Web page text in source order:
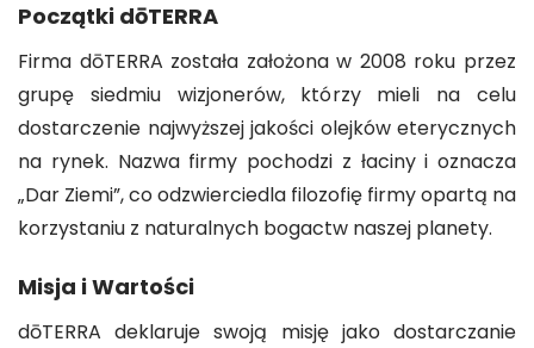
Początki dōTERRA
Firma dōTERRA została założona w 2008 roku przez
grupę siedmiu wizjonerów, którzy mieli na celu
dostarczenie najwyższej jakości olejków eterycznych
na rynek. Nazwa firmy pochodzi z łaciny i oznacza
„Dar Ziemi”, co odzwierciedla filozofię firmy opartą na
korzystaniu z naturalnych bogactw naszej planety.
Misja i Wartości
dōTERRA deklaruje swoją misję jako dostarczanie